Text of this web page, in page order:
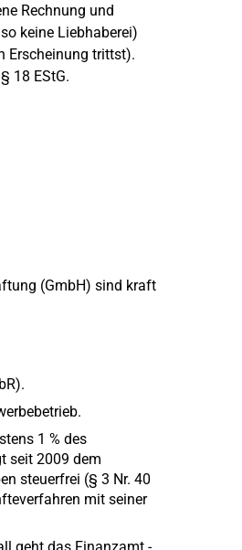
Rechnung und
keine Liebhaberei)
Erscheinung trittst).
18 EStG.
(GmbH) sind kraft
1 % des
seit 2009 dem
steuerfrei (§ 3 Nr. 40
mit seiner